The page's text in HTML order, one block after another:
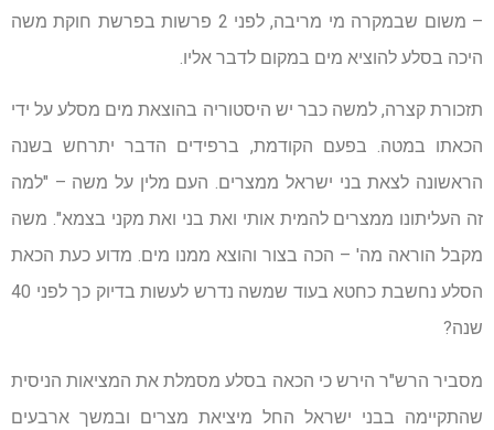
– משום שבמקרה מי מריבה, לפני 2 פרשות בפרשת חוקת משה
היכה בסלע להוציא מים במקום לדבר אליו.
תזכורת קצרה, למשה כבר יש היסטוריה בהוצאת מים מסלע על ידי
הכאתו במטה. בפעם הקודמת, ברפידים הדבר יתרחש בשנה
הראשונה לצאת בני ישראל ממצרים. העם מלין על משה – "למה
זה העליתונו ממצרים להמית אותי ואת בני ואת מקני בצמא". משה
מקבל הוראה מה' – הכה בצור והוצא ממנו מים. מדוע כעת הכאת
הסלע נחשבת כחטא בעוד שמשה נדרש לעשות בדיוק כך לפני 40
שנה?
מסביר הרש"ר הירש כי הכאה בסלע מסמלת את המציאות הניסית
שהתקיימה בבני ישראל החל מיציאת מצרים ובמשך ארבעים